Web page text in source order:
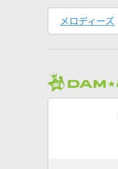
メロディーズ